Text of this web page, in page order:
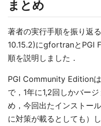
まとめ
著者の実行手順を振り返
10.15.2)にgfortranとPGI
順を説明しました．
PGI Community Edition
で，1年に1,2回しかバー
め，今回出たインストー
に対策が載るとしても）